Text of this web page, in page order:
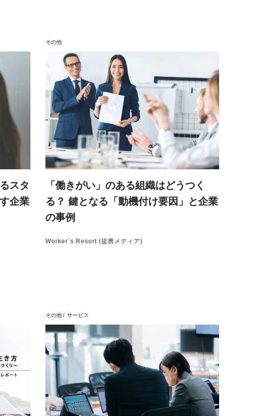
スタ
企業
その他
「働きがい」のある組織はどうつく
る？ 鍵となる「動機付け要因」と企業
の事例
Worker`s Resort (提携メディア)
その他 サービス